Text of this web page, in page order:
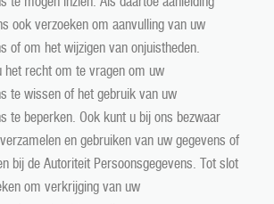
ook verzoeken om aanvulling van uw
of om het wijzigen van onjuistheden.
het recht om te vragen om uw
te wissen of het gebruik van uw
te beperken. Ook kunt u bij ons bezwaar
en gebruiken van uw gegevens of
bij de Autoriteit Persoonsgegevens. Tot slot
om verkrijging van uw